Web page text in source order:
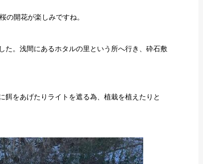
の開花が楽しみですね。
た。浅間にあるホタルの里という所へ行き、砕石敷
餌をあげたりライトを遮る為、植栽を植えたりと